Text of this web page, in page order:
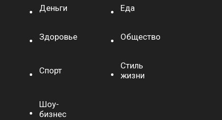
Деньги Еда
Здоровье Общество
Спорт
Стиль
жизни
Шоу-
бизнес